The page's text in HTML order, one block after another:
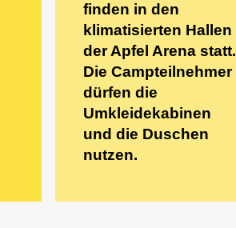
finden in den
klimatisierten Hallen
der Apfel Arena statt.
Die Campteilnehmer
dürfen die
Umkleidekabinen
und die Duschen
nutzen.